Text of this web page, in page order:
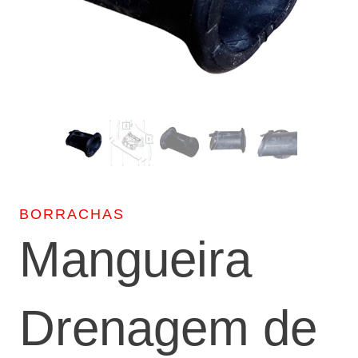
BORRACHAS
Mangueira
Drenagem de